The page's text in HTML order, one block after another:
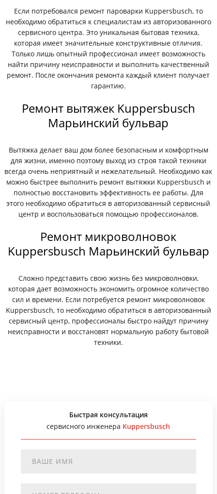
Если потребовался ремонт пароварки Kuppersbusch, то
необходимо обратиться к специалистам из авторизованного
сервисного центра. Это уникальная бытовая техника,
которая имеет значительные конструктивные отличия.
Только лишь опытный профессионал имеет возможность
найти причину неисправности и выполнить качественный
ремонт. После окончания ремонта каждый клиент получает
гарантию.
Ремонт вытяжек Kuppersbusch
Марьинский бульвар
Вытяжка делает ваш дом более безопасным и комфортным
для жизни, именно поэтому выход из строя такой техники
всегда очень неприятный и нежелательный. Необходимо как
можно быстрее выполнить ремонт вытяжки Kuppersbusch и
полностью восстановить эффективность ее работы. Для
этого необходимо обратиться в авторизованный сервисный
центр и воспользоваться помощью профессионалов.
Ремонт микроволновок
Kuppersbusch Марьинский бульвар
Сложно представить свою жизнь без микроволновки,
которая дает возможность экономить огромное количество
сил и времени. Если потребуется ремонт микроволновок
Kuppersbusch, то необходимо обратиться в авторизованный
сервисный центр, профессионалы быстро найдут причину
неисправности и восстановят нормальную работу бытовой
техники.
Быстрая консультация
сервисного инженера Kuppersbusch